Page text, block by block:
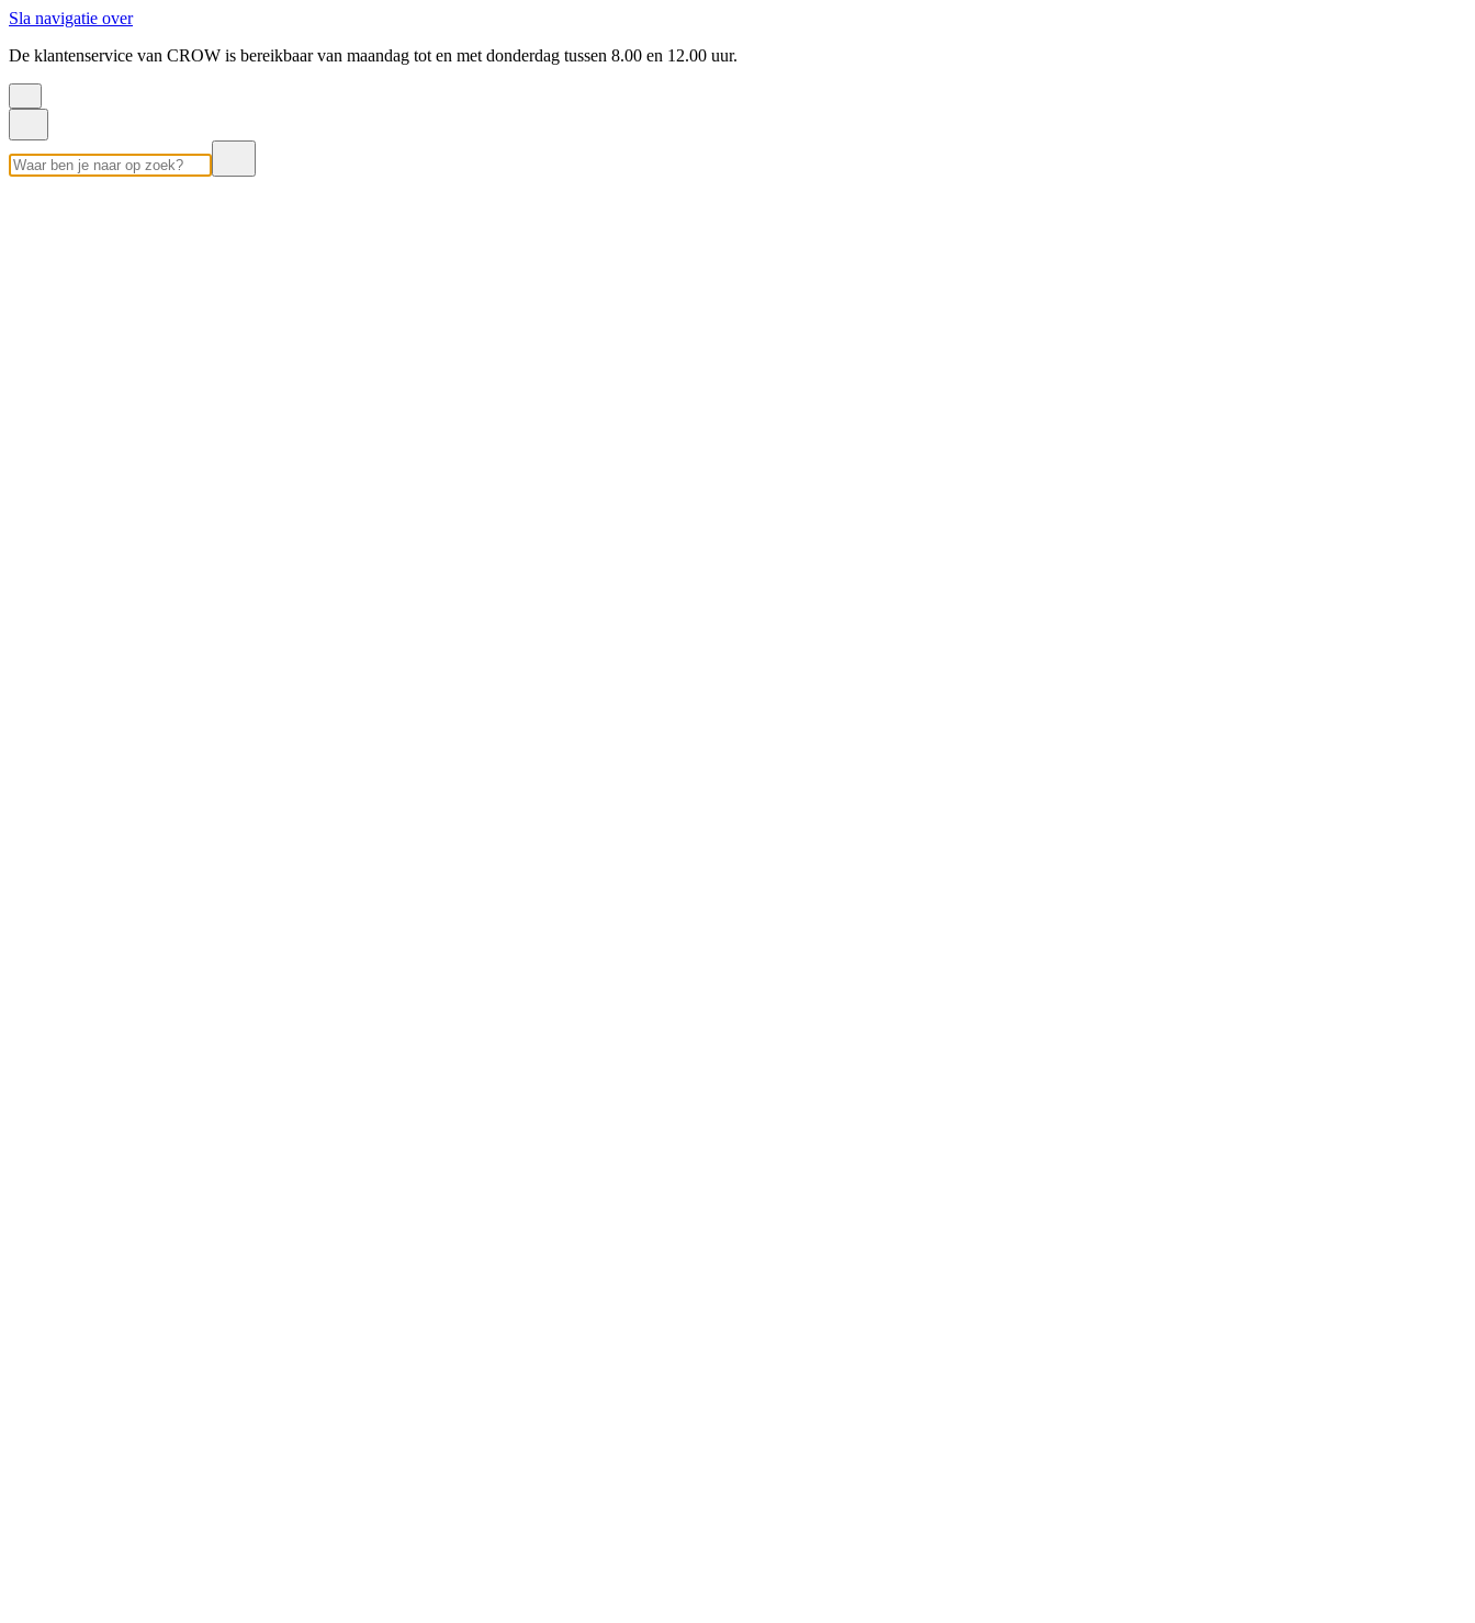
Sla navigatie over
De klantenservice van CROW is bereikbaar van maandag tot en met donderdag tussen 8.00 en 12.00 uur.